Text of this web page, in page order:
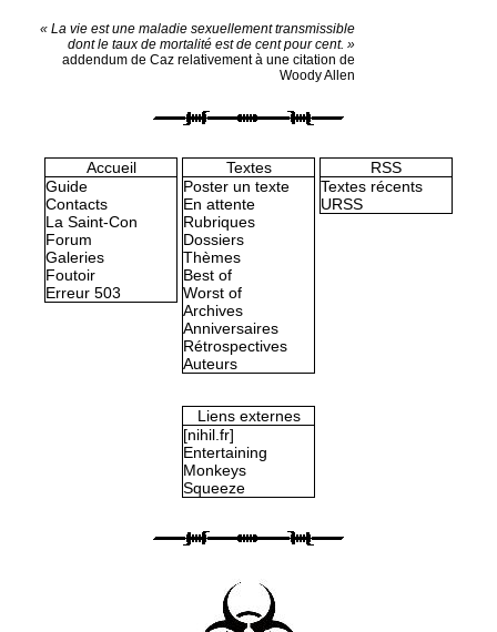
« La vie est une maladie sexuellement transmissible
dont le taux de mortalité est de cent pour cent. »
addendum de Caz relativement à une citation de
Woody Allen
Accueil
Guide
Contacts
La Saint-Con
Forum
Galeries
Foutoir
Erreur 503
Textes
Poster un texte
En attente
Rubriques
Dossiers
Thèmes
Best of
Worst of
Archives
Anniversaires
Rétrospectives
Auteurs
RSS
Textes récents
URSS
Liens externes
[nihil.fr]
Entertaining
Monkeys
Squeeze